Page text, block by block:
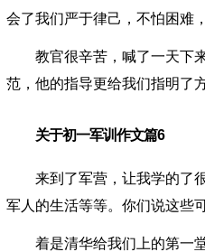
会了我们严于律己，不怕困难
教官很辛苦，喊了一天下
范，他的指导更给我们指明了方
关于初一军训作文篇6
来到了军营，让我学的了
军人的生活等等。你们说这些
着是清华给我们上的第一